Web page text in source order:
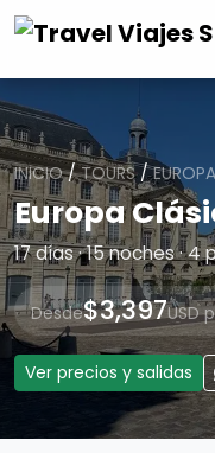
INICIO/TOURS/
Europa
17 días · 15 noches ·
Desde$3,397USD
Ver precios y salidas